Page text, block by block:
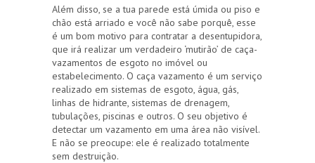
Além disso, se a tua parede está úmida ou piso e
chão está arriado e você não sabe porquê, esse
é um bom motivo para contratar a desentupidora,
que irá realizar um verdadeiro ‘mutirão’ de caça-
vazamentos de esgoto no imóvel ou
estabelecimento. O caça vazamento é um serviço
realizado em sistemas de esgoto, água, gás,
linhas de hidrante, sistemas de drenagem,
tubulações, piscinas e outros. O seu objetivo é
detectar um vazamento em uma área não visível.
E não se preocupe: ele é realizado totalmente
sem destruição.